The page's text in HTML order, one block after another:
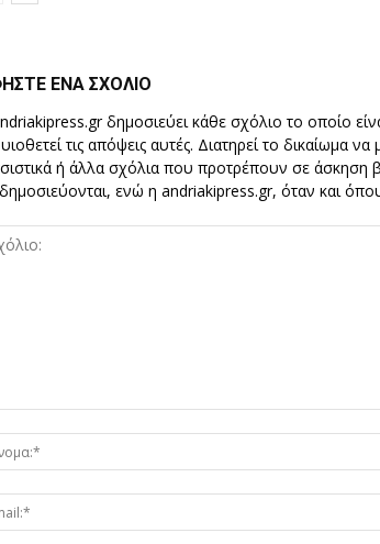
ΕΝΑ ΣΧΟΛΙΟ
δημοσιεύει κάθε σχόλιο το οποίο
υιοθετεί τις απόψεις αυτές. Διατηρεί το δικαίωμα
ή άλλα σχόλια που προτρέπουν σε άσκηση
ενώ η andriakipress.gr, όταν και